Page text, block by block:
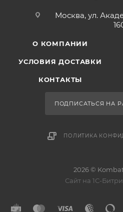
Москва, ул.
О КОМПАНИИ
УСЛОВИЯ ДОСТАВКИ
КОНТАКТЫ
ПОДПИСАТЬСЯ НА
ПОЛИТИКА
2026 ©
Сайт на 1С-